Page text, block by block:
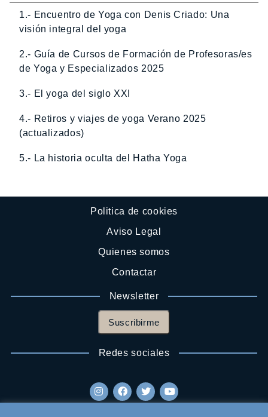
1.- Encuentro de Yoga con Denis Criado: Una
visión integral del yoga
2.- Guía de Cursos de Formación de Profesoras/es
de Yoga y Especializados 2025
3.- El yoga del siglo XXI
4.- Retiros y viajes de yoga Verano 2025
(actualizados)
5.- La historia oculta del Hatha Yoga
Politica de cookies
Aviso Legal
Quienes somos
Contactar
Newsletter
Suscribirme
Redes sociales